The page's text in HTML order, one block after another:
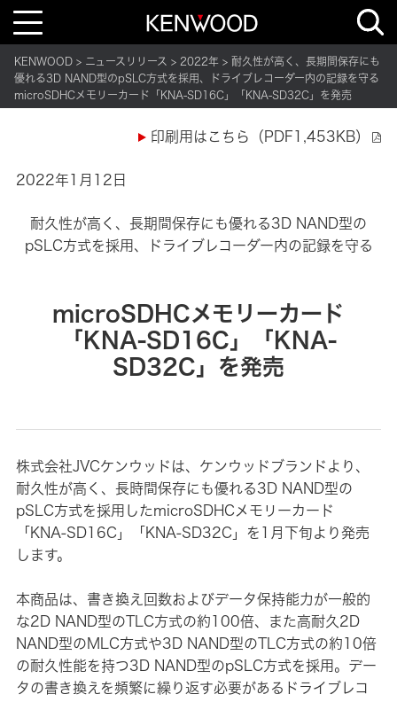
T
l
e
n
a
i
KENWOOD ニュースリリース 2022年
耐久性が高く、長期間保存にも
優れる3D NAND型のpSLC方式を採用、ドライブレコーダー内の記録を守る
microSDHCメモリーカード「KNA-SD16C」「KNA-SD32C」を発売
印刷用はこちら（PDF1,453KB）
2022年1月12日
耐久性が高く、長期間保存にも優れる3D NAND型の
pSLC方式を採用、ドライブレコーダー内の記録を守る
microSDHCメモリーカード
「KNA-SD16C」「KNA-
SD32C」を発売
株式会社JVCケンウッドは、ケンウッドブランドより、
耐久性が高く、長時間保存にも優れる3D NAND型の
pSLC方式を採用したmicroSDHCメモリーカード
「KNA-SD16C」「KNA-SD32C」を1月下旬より発売
します。
本商品は、書き換え回数およびデータ保持能力が一般的
な2D NAND型のTLC方式の約100倍、また高耐久2D
NAND型のMLC方式や3D NAND型のTLC方式の約10倍
の耐久性能を持つ3D NAND型のpSLC方式を採用。デー
タの書き換えを頻繁に繰り返す必要があるドライブレコ